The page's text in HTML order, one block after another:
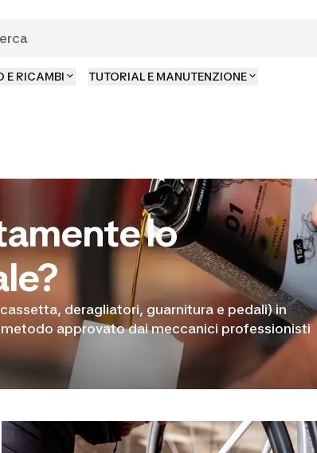
E RICAMBI TUTORIAL E MANUTENZIONE
lo
deragliatori, guarnitura e pedali) in
approvato dai meccanici professionisti